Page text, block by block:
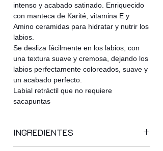
intenso y acabado satinado. Enriquecido
con manteca de Karité, vitamina E y
Amino ceramidas para hidratar y nutrir los
labios.
Se desliza fácilmente en los labios, con
una textura suave y cremosa, dejando los
labios perfectamente coloreados, suave y
un acabado perfecto.
Labial retráctil que no requiere
sacapuntas
INGREDIENTES